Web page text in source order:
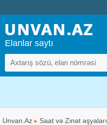
Elanlar saytı
Unvan.Az ▸ Saat və Zinət əşyaları